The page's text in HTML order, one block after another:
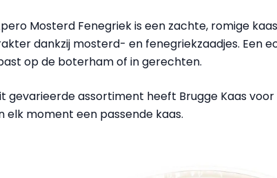
Mosterd Fenegriek is een zachte, romige
dankzij mosterd- en fenegriekzaadjes. Een
op de boterham of in gerechten.
gevarieerde assortiment heeft Brugge Kaas
elk moment een passende kaas.